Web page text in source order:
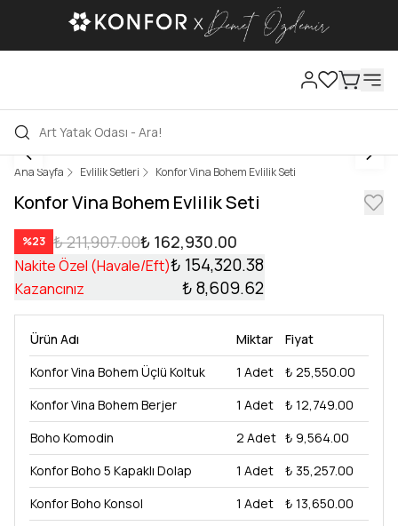
Ana Sayfa Evlilik Setleri Konfor Vina Bohem Evlilik Seti
Konfor Vina Bohem Evlilik Seti
%23 ₺ 211,907.00₺ 162,930.00
Nakite Özel (Havale/Eft)₺ 154,320.38
Kazancınız ₺ 8,609.62
Ürün Adı Miktar
Fiyat
Konfor Vina Bohem Üçlü Koltuk
1 Adet
₺ 25,550.00
Konfor Vina Bohem Berjer
1 Adet
₺ 12,749.00
Boho Komodin
2 Adet ₺ 9,564.00
Konfor Boho 5 Kapaklı Dolap
1 Adet
₺ 35,257.00
Konfor Boho Konsol
1 Adet
₺ 13,650.00